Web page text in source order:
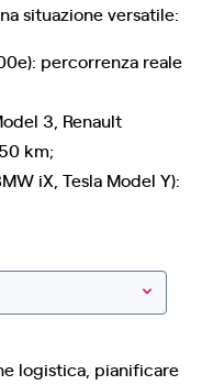
situazione versatile:
percorrenza reale
3, Renault
km;
iX, Tesla Model Y):
logistica, pianificare